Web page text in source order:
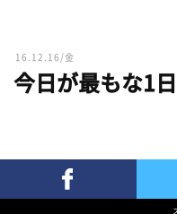
16.12.16/金
今日が最もな1